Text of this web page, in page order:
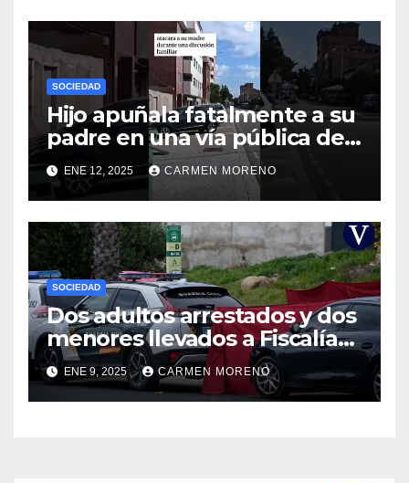
SOCIEDAD
Hijo apuñala fatalmente a su
padre en una vía pública de
Palencia
ENE 12, 2025 CARMEN MORENO
SOCIEDAD
Dos adultos arrestados y dos
menores llevados a Fiscalía
por el homicidio de un joven
en Gerena, Sevilla
ENE 9, 2025 CARMEN MORENO